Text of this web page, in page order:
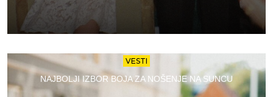
VESTI
NAJBOLJI IZBOR BOJA ZA NOŠENJE NA SUNCU